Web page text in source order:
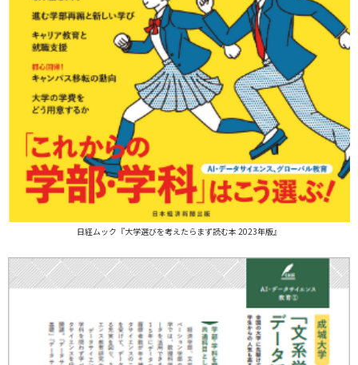
日経ムック『大学選びを考えたらまず読む本 2023年版』